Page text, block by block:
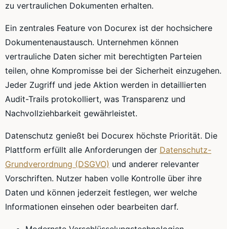
zu vertraulichen Dokumenten erhalten.
Ein zentrales Feature von Docurex ist der hochsichere
Dokumentenaustausch. Unternehmen können
vertrauliche Daten sicher mit berechtigten Parteien
teilen, ohne Kompromisse bei der Sicherheit einzugehen.
Jeder Zugriff und jede Aktion werden in detaillierten
Audit-Trails protokolliert, was Transparenz und
Nachvollziehbarkeit gewährleistet.
Datenschutz genießt bei Docurex höchste Priorität. Die
Plattform erfüllt alle Anforderungen der Datenschutz-
Grundverordnung (DSGVO) und anderer relevanter
Vorschriften. Nutzer haben volle Kontrolle über ihre
Daten und können jederzeit festlegen, wer welche
Informationen einsehen oder bearbeiten darf.